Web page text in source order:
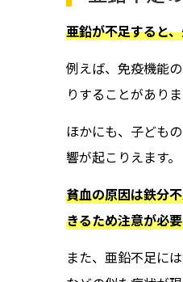
亜鉛が不足すると
例えば、免疫機能
りすることがありま
ほかにも、子ども
響が起こりえます。
貧血の原因は鉄分
きるため注意が必
また、亜鉛不足に